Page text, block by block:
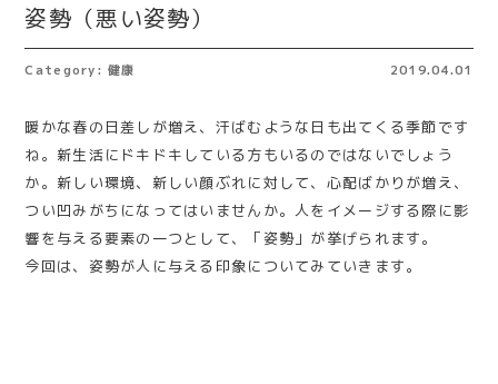
姿勢（悪い姿勢）
Category: 健康 2019.04.01
暖かな春の日差しが増え、汗ばむような日も出てくる季節です
ね。新生活にドキドキしている方もいるのではないでしょう
か。新しい環境、新しい顔ぶれに対して、心配ばかりが増え、
つい凹みがちになってはいませんか。人をイメージする際に影
響を与える要素の一つとして、「姿勢」が挙げられます。
今回は、姿勢が人に与える印象についてみていきます。